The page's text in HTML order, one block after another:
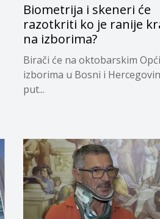
Biometrija i skeneri će
razotkriti ko je ranije
na izborima?
Birači će na oktobarskim
izborima u Bosni i
put...